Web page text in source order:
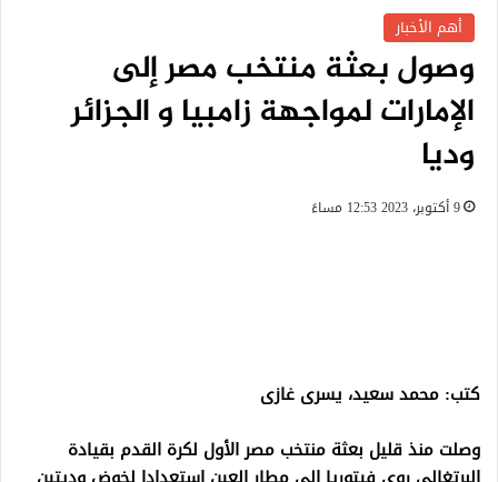
أهم الأخبار
وصول بعثة منتخب مصر إلى
الإمارات لمواجهة زامبيا و الجزائر
وديا
9 أكتوبر، 2023 12:53 مساءً
كتب: محمد سعيد، يسرى غازى
وصلت منذ قليل بعثة منتخب مصر الأول لكرة القدم بقيادة